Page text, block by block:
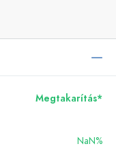
Megtakarítás*
NaN%